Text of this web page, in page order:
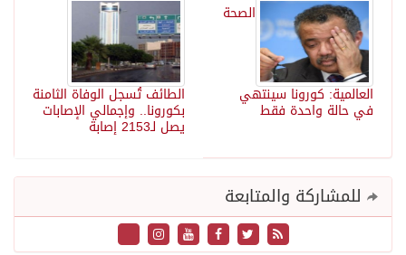
الطائف تُسجل الوفاة الثامنة
بكورونا.. وإجمالي الإصابات
يصل لـ2153 إصابة
الصحة
العالمية: كورونا سينتهي
في حالة واحدة فقط
للمشاركة والمتابعة